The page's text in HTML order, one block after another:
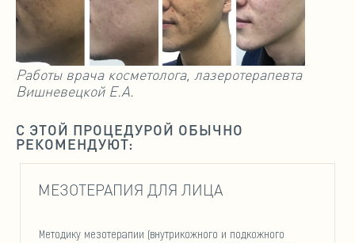
Работы врача косметолога, лазеротерапевта
Вишневецкой Е.А.
С ЭТОЙ ПРОЦЕДУРОЙ ОБЫЧНО
РЕКОМЕНДУЮТ:
МЕЗОТЕРАПИЯ ДЛЯ ЛИЦА
Методику мезотерапии (внутрикожного и подкожного